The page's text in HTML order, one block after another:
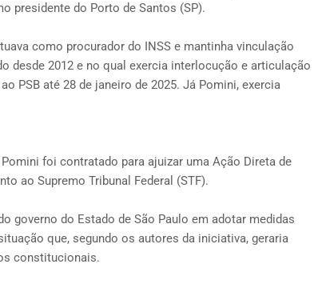
presidente do Porto de Santos (SP).
como procurador do INSS e mantinha vinculação
desde 2012 e no qual exercia interlocução e articulação
PSB até 28 de janeiro de 2025. Já Pomini, exercia
foi contratado para ajuizar uma Ação Direta de
ao Supremo Tribunal Federal (STF).
governo do Estado de São Paulo em adotar medidas
que, segundo os autores da iniciativa, geraria
constitucionais.